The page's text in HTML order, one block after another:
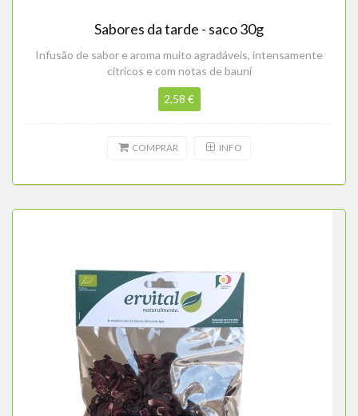
Sabores da tarde - saco 30g
Infusão de sabor e aroma muito agradáveis, intensamente
cítricos e com notas de bauni
2,58 €
COMPRAR INFO